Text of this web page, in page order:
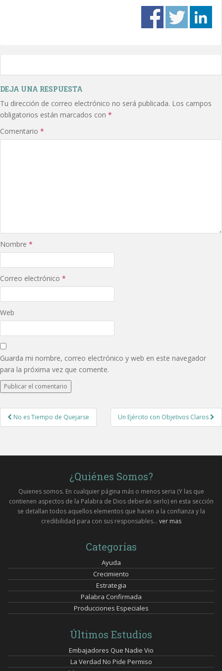
DEJA UNA RESPUESTA
Tu dirección de correo electrónico no será publicada. Los campos
obligatorios están marcados con *
Comentario *
Nombre *
Correo electrónico *
Web
Guarda mi nombre, correo electrónico y web en este navegador
para la próxima vez que comente.
Post
navigation
No es Tiempo de Quejarse Un Ejército con Objetivos Claros
¿Quiénes Somos?
Quienes somos. En cualquier página más o menos seria (Y las que
contienen aspectos de la Palabra de Dios deberán serlo) en esta sección
se detallan todos aquellos elementos que hacen a la confianza y la
credibilidad para con sus responsables... ver mas
Categorías
Ayuda
Crecimiento
Estrategia
Palabra Confirmada
Producciones Especiales
Últimos Estudios
Embajadores Que Nadie Vio
La Verdad No Pide Permiso